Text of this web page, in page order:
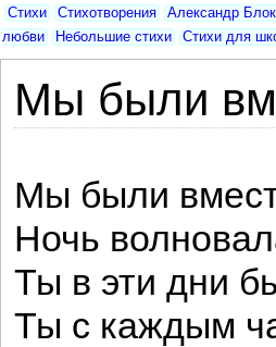
Стихи Стихотворения Александр Блок
любви
Небольшие стихи Стихи для
Мы были
Мы были
Ночь
Ты в эти дни
Ты с каждым